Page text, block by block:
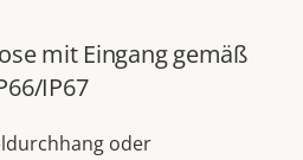
mit Eingang gemäß
IP67
oder